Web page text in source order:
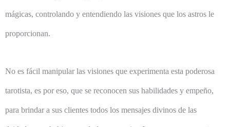
mágicas, controlando y entendiendo las visiones que los astros le
proporcionan.
No es fácil manipular las visiones que experimenta esta poderosa
tarotista, es por eso, que se reconocen sus habilidades y empeño,
para brindar a sus clientes todos los mensajes divinos de las